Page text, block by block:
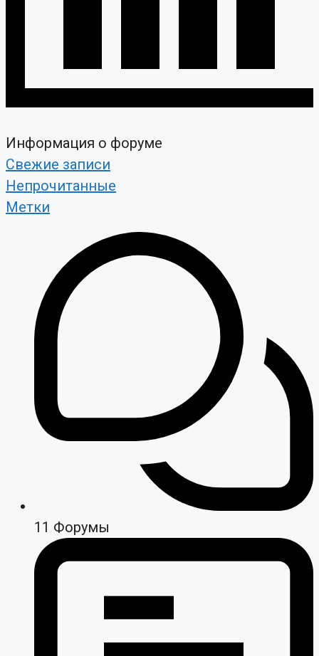
Информация о форуме
Свежие записи
Непрочитанные
Метки
11 Форумы